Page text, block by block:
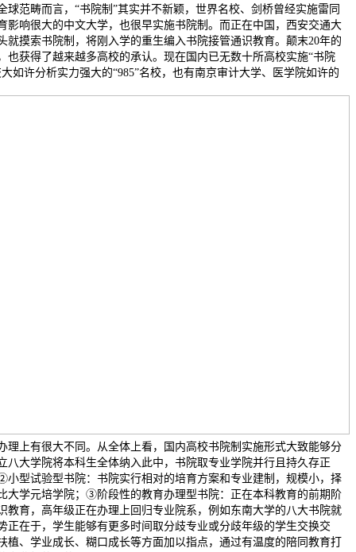
球范畴而言，“书院制”其实并不新颖，世界名校、剑桥曾经实施雷同
影响很大的中文大学，也很早实施书院制。而正在中国，西安交通大
就摸索书院制，将刚入学的重生编入书院接管通识教育。颠末20年的
也获得了越来越多高校的承认。现在国内已无数十所高校实施“书院
如许分析实力强大的“985”名校，也有南京审计大学、医学院如许的
理上有很大不同。从全体上看，国内高校书院制实施形式大致能够分
大学院将本科生全体纳入此中，书院取专业学院并行且持久存正
型试验型书院：书院实行相对的培育方案和专业建制，规模小，择
大学元培学院；③阶段性的教育办理型书院：正在本科教育的前期阶
教育，高年级正在办理上回归专业院系，例如东南大学的八大书院就
正在于，学生能够有更多时间取分歧专业或分歧年级的学生交换交
植、学业成长、糊口成长等方面加以指点，通过有温度的陪同教育打